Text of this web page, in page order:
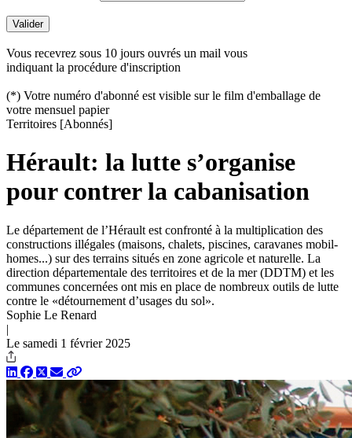
Vous recevrez sous 10 jours ouvrés un mail vous
indiquant la procédure d'inscription
(*) Votre numéro d'abonné est visible sur le film d'emballage de
votre mensuel papier
Territoires [Abonnés]
Hérault: la lutte s’organise
pour contrer la cabanisation
Le département de l’Hérault est confronté à la multiplication des
constructions illégales (maisons, chalets, piscines, caravanes mobil-
homes...) sur des terrains situés en zone ­agricole et naturelle. La
direction départementale des territoires et de la mer (DDTM) et les
communes concernées ont mis en place de nombreux outils de lutte
contre le «détournement d’usages du sol».
Sophie Le Renard
|
Le samedi 1 février 2025